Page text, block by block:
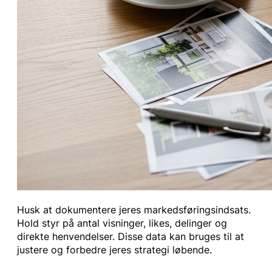
Husk at dokumentere jeres markedsføringsindsats.
Hold styr på antal visninger, likes, delinger og
direkte henvendelser. Disse data kan bruges til at
justere og forbedre jeres strategi løbende.